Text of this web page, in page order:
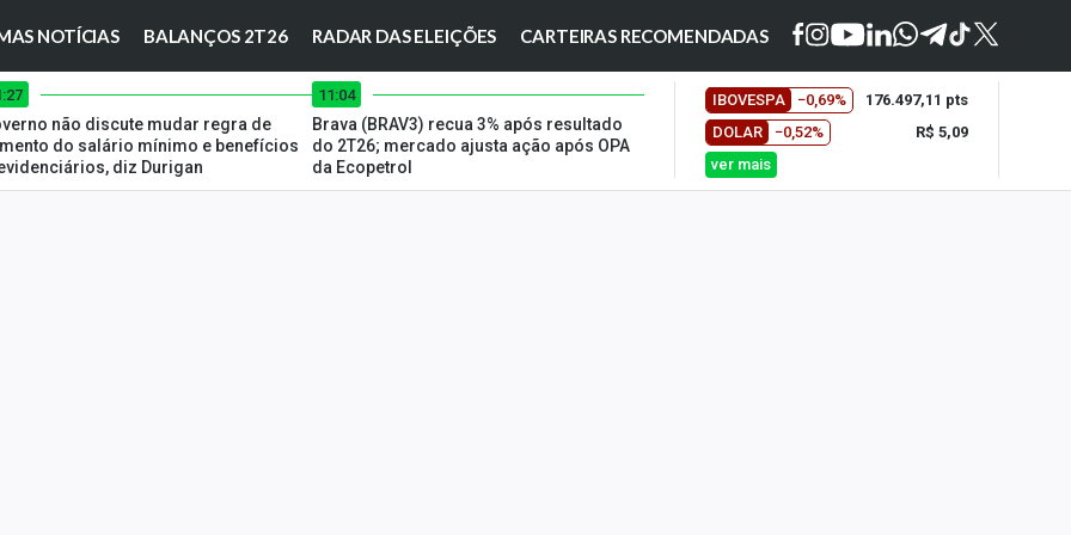
NOTÍCIAS BALANÇOS 2T26 RADAR DAS ELEIÇÕES CARTEIRAS RECOMENDADAS
não discute mudar regra de
do salário mínimo e benefícios
diz Durigan
11:04
Brava (BRAV3) recua 3% após resultado
do 2T26; mercado ajusta ação após OPA
da Ecopetrol
IBOVESPA −0,69%
176.497,11 pts
DOLAR
−0,52%
R$ 5,09
ver mais